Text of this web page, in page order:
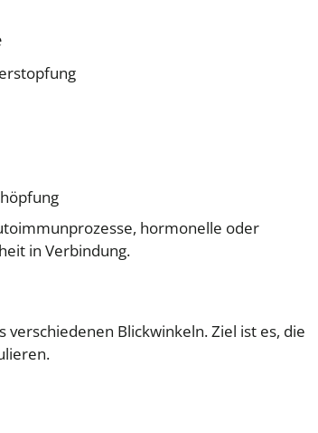
hormonelle oder
in Verbindung.
Blickwinkeln. Ziel ist es, die